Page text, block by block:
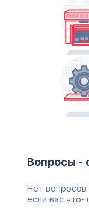
Вопросы -
Нет
если вас что-